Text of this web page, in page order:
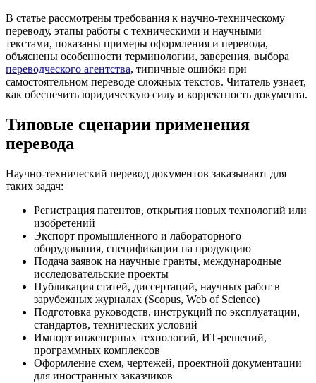
В статье рассмотрены требования к научно-техническому
переводу, этапы работы с техническими и научными
текстами, показаны примеры оформления и перевода,
объяснены особенности терминологии, заверения, выбора
переводческого агентства, типичные ошибки при
самостоятельном переводе сложных текстов. Читатель узнает,
как обеспечить юридическую силу и корректность документа.
Типовые сценарии применения
перевода
Научно-технический перевод документов заказывают для
таких задач:
Регистрация патентов, открытия новых технологий или
изобретений
Экспорт промышленного и лабораторного
оборудования, спецификации на продукцию
Подача заявок на научные гранты, международные
исследовательские проекты
Публикация статей, диссертаций, научных работ в
зарубежных журналах (Scopus, Web of Science)
Подготовка руководств, инструкций по эксплуатации,
стандартов, технических условий
Импорт инженерных технологий, ИТ-решений,
программных комплексов
Оформление схем, чертежей, проектной документации
для иностранных заказчиков